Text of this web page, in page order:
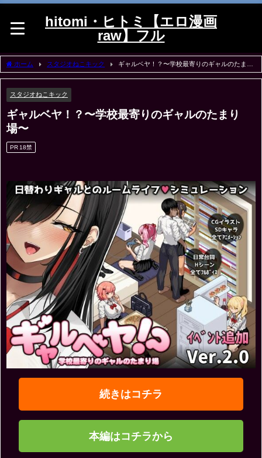
hitomi・ヒトミ【エロ漫画
raw】フル
ホーム スタジオねこキック
ギャルベヤ！？〜学校最寄りのギャルのたまり
場〜
スタジオねこキック
ギャルベヤ！？〜学校最寄りのギャルのたまり
場〜
PR 18禁
続きはコチラ
本編はコチラから